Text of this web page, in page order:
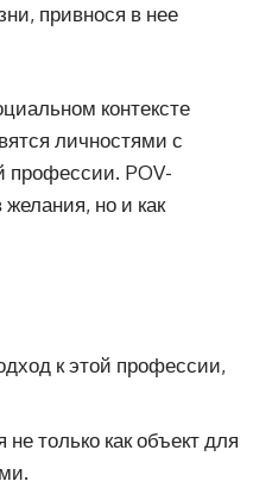
привнося в нее
контексте
личностями с
профессии. POV-
но и как
к этой профессии,
только как объект для